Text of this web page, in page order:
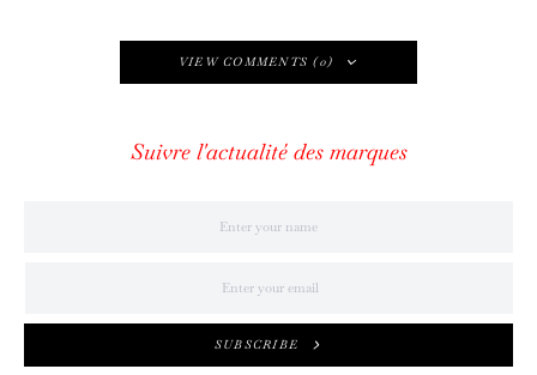
VIEW COMMENTS (0)
Suivre l'actualité des marques
SUBSCRIBE